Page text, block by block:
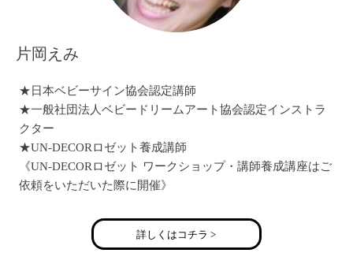
片岡えみ
★日本ベビーサイン協会認定講師
★一般社団法人ベビードリームアート協会認定インストラ
クター
★UN-DECORロゼット養成講師
《UN-DECORロゼット ワークショップ・講師養成講座はご
依頼をいただいた際に開催》
詳しくはコチラ >